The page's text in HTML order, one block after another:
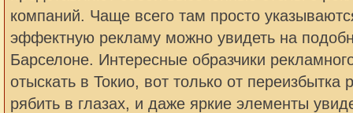
компаний. Чаще всего там просто
эффектную рекламу можно увидеть на
Барселоне. Интересные образчики
отыскать в Токио, вот только от переизбытка
рябить в глазах, и даже яркие элементы